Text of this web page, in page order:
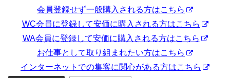
会員登録せず一般購入される方はこちら
WC会員に登録して安価に購入される方はこちら
WA会員に登録して安価に購入される方はこちら
お仕事として取り組まれたい方はこちら
インターネットでの集客に関心がある方はこちら